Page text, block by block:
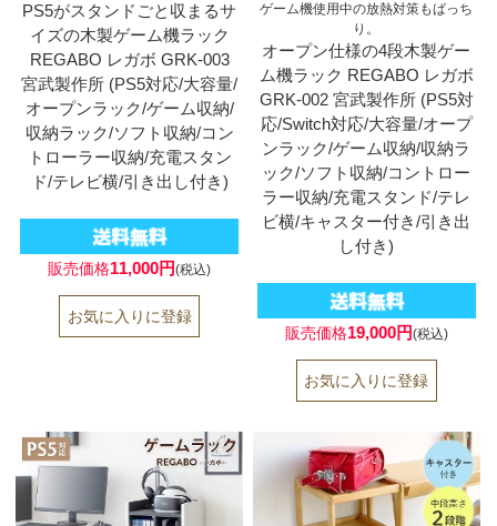
PS5がスタンドごと収まるサ
イズの木製ゲーム機ラック
REGABO レガボ GRK-003
宮武製作所 (PS5対応/大容量/
オープンラック/ゲーム収納/
収納ラック/ソフト収納/コン
トローラー収納/充電スタン
ド/テレビ横/引き出し付き)
販売価格11,000円(税込)
ゲーム機使用中の放熱対策もばっち
り。
オープン仕様の4段木製ゲー
ム機ラック REGABO レガボ
GRK-002 宮武製作所 (PS5対
応/Switch対応/大容量/オープ
ンラック/ゲーム収納/収納ラ
ック/ソフト収納/コントロー
ラー収納/充電スタンド/テレ
ビ横/キャスター付き/引き出
し付き)
販売価格19,000円(税込)